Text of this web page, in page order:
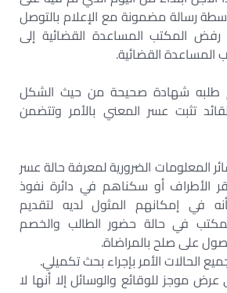
رسالة مضمونة مع الإعلام بالتوصل
رفض المكتب المساعدة القضائية إلى
القضائية.
طلبه شهادة صحيحة من حيث الشكل
تثبت عسر المعني بالأمر وتتضمن
المعلومات الضرورية لمعرفة حالة عسر
الأطراف أو سكناهم في دائرة نفوذ
في إمكانهم المثول لديه لتقديم
في حالة حضور الطالب والخصم
على صلح بالمراضاة.
الحالات الأمر بإجراء بحث تكميلي.
موجز للوقائع والوسائل إلا أنها لا